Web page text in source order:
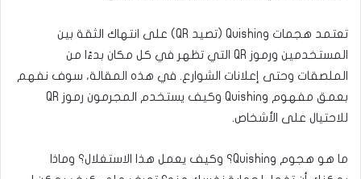
تعتمد هجمات Quishing (تصيد QR) على انتهاك الثقة بين
المستخدمين ورموز QR التي تظهر في كل مكان بدءًا من
الملصقات وحتى إعلانات الشوارع. في هذه المقالة، سوف نفهم
بعمق مفهوم Quishing وكيف يستخدم المجرمون رموز QR
للاحتيال على الأشخاص.
ما هو هجوم Quishing؟ وكيف يعمل هذا الاستغلال؟ وماذا